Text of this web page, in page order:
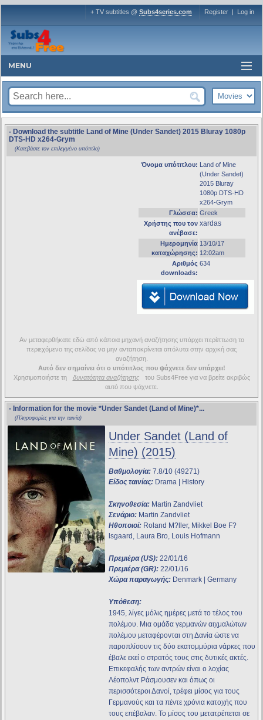
+ TV subtitles @ Subs4series.com Register | Log in
MENU
- Download the subtitle Land of Mine (Under Sandet) 2015 Bluray 1080p
DTS-HD x264-Grym
(Κατεβάστε τον επιλεγμένο υπότιτλο)
Όνομα υπότιτλου: Land of Mine
(Under Sandet)
2015 Bluray
1080p DTS-HD
x264-Grym
Γλώσσα: Greek
Χρήστης που τον
ανέβασε:
xardas
Ημερομηνία
καταχώρησης:
13/10/17
12:02am
Αριθμός
downloads:
634
Αν μεταφερθήκατε εδώ από κάποια μηχανή αναζήτησης υπάρχει περίπτωση το
περιεχόμενο της σελίδας να μην ανταποκρίνεται απόλυτα στην αρχική σας
αναζήτηση.
Αυτό δεν σημαίνει ότι ο υπότιτλος που ψάχνετε δεν υπάρχει!
Χρησιμοποιήστε τη
δυνατότητα αναζήτησης
του Subs4Free για να βρείτε ακριβώς
αυτό που ψάχνετε.
- Information for the movie *Under Sandet (Land of Mine)*...
(Πληροφορίες για την ταινία)
Under Sandet (Land of
Mine) (2015)
Βαθμολογία: 7.8/10 (49271)
Είδος ταινίας: Drama | History
Σκηνοθεσία: Martin Zandvliet
Σενάριο: Martin Zandvliet
Ηθοποιοί: Roland M?ller, Mikkel Boe F?
lsgaard, Laura Bro, Louis Hofmann
Πρεμιέρα (US): 22/01/16
Πρεμιέρα (GR): 22/01/16
Χώρα παραγωγής: Denmark | Germany
Υπόθεση:
1945, λίγες μόλις ημέρες μετά το τέλος του
πολέμου. Μια ομάδα γερμανών αιχμαλώτων
πολέμου μεταφέρονται στη Δανία ώστε να
παροπλίσουν τις δύο εκατομμύρια νάρκες που
έβαλε εκεί ο στρατός τους στις δυτικές ακτές.
Επικεφαλής των αντρών είναι ο λοχίας
Λέοπολντ Ράσμουσεν και όπως οι
περισσότεροι Δανοί, τρέφει μίσος για τους
Γερμανούς και τα πέντε χρόνια κατοχής που
τους επέβαλαν. Το μίσος του μετατρέπεται σε